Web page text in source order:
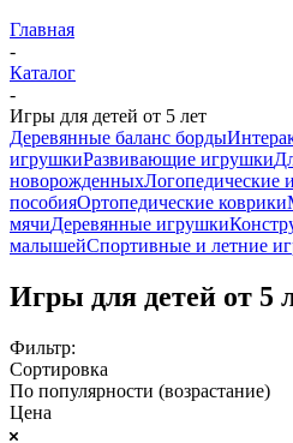
Главная
-
Каталог
-
Игры для детей от 5 лет
Деревянные баланс борды
игрушкиРазвивающие игрушки
новорожденныхЛогопедические
пособияОртопедические коврики
мячиДеревянные игрушки
малышейСпортивные и летние
Игры для детей от 5
Фильтр:
Сортировка
По популярности (возрастание)
Цена